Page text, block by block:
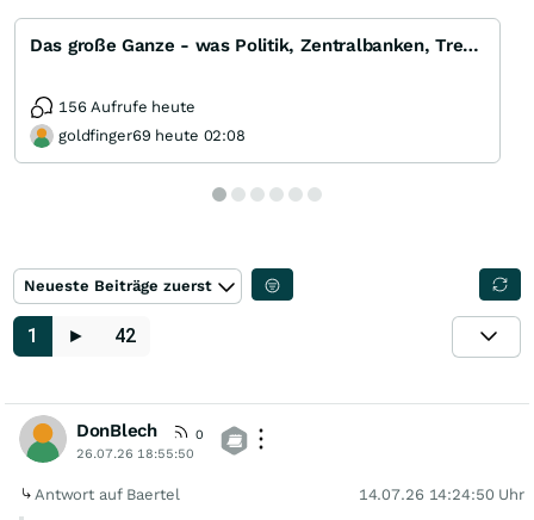
Das große Ganze - was Politik, Zentralbanken, Trends, Medien und Gesellschaft mit Aktien, Rohstoffen
156 Aufrufe heute
goldfinger69 heute 02:08
Neueste Beiträge zuerst
1 ► 42
DonBlech
0
26.07.26 18:55:50
Antwort auf Baertel 14.07.26 14:24:50 Uhr